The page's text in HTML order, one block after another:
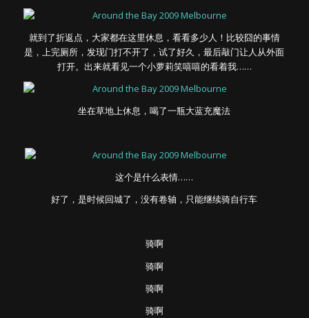
就到了折返点，大家都在这里休息，看看多少人！比较囧的事情
是，上完厕所，发现门打不开了，试了好久，最后敲门让人从外面
打开。出来就看见一个小萝莉笑嘻嘻的看着我……
坐在草地上休息，喝了一瓶大蓝充魔法
这个是什么表情……
好了，是时候回城了，没有卷轴，只能继续骑自行车
骑啊
骑啊
骑啊
骑啊